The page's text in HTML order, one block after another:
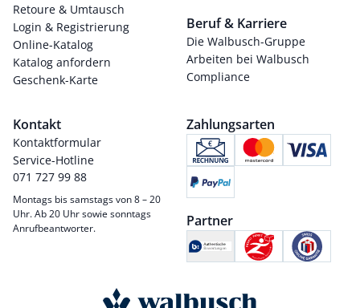
Retoure & Umtausch
Login & Registrierung
Online-Katalog
Katalog anfordern
Geschenk-Karte
Beruf & Karriere
Die Walbusch-Gruppe
Arbeiten bei Walbusch
Compliance
Kontakt
Kontaktformular
Service-Hotline
071 727 99 88
Montags bis samstags von 8 – 20
Uhr. Ab 20 Uhr sowie sonntags
Anrufbeantworter.
Zahlungsarten
Partner